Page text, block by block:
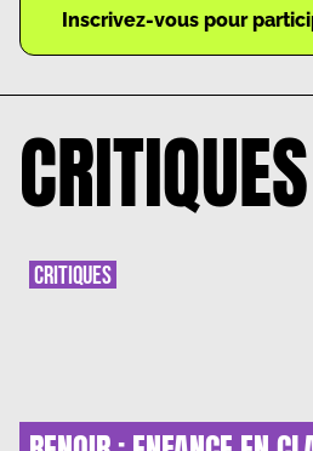
Inscrivez-vous pour
CRITIQUES
CRITIQUES